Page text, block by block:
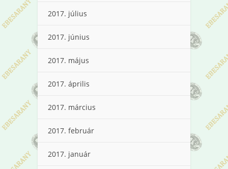
2017. július
2017. június
2017. május
2017. április
2017. március
2017. február
2017. január